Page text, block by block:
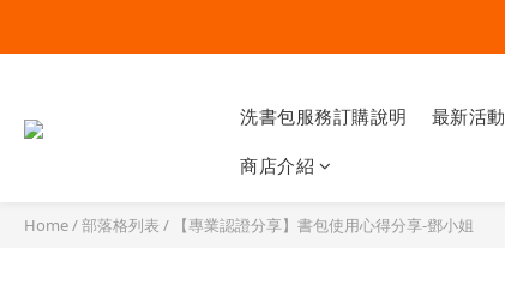
洗書包服務訂購說明 最新活動
商店介紹
Home/部落格列表 / 【專業認證分享】書包使用心得分享-鄧小姐